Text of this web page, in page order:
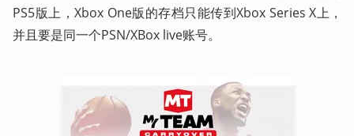
PS5版上，Xbox One版的存档只能传到Xbox Series X上，
并且要是同一个PSN/XBox live账号。